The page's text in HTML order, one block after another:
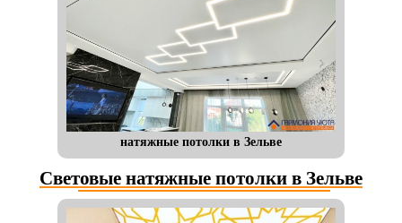
натяжные потолки в Зельве
Световые натяжные потолки в Зельве